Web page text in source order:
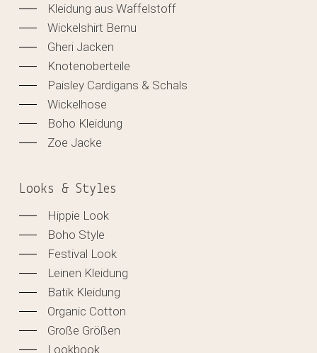
Kleidung aus Waffelstoff
Wickelshirt Bernu
Gheri Jacken
Knotenoberteile
Paisley Cardigans & Schals
Wickelhose
Boho Kleidung
Zoe Jacke
Looks & Styles
Hippie Look
Boho Style
Festival Look
Leinen Kleidung
Batik Kleidung
Organic Cotton
Große Größen
Lookbook